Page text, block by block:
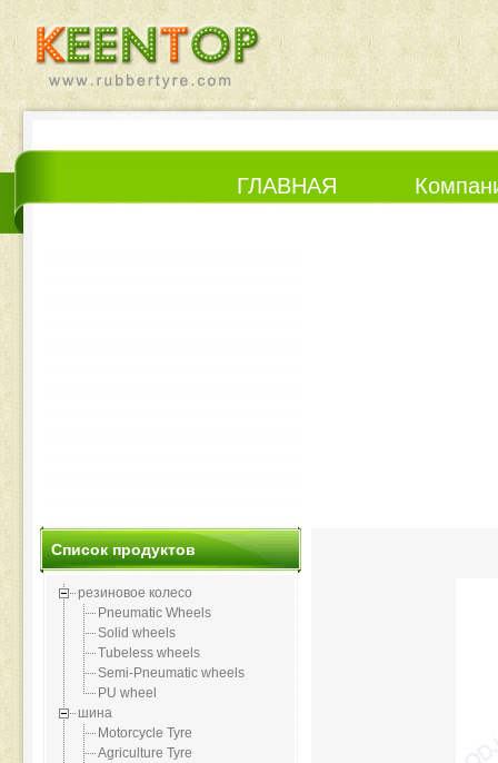
ГЛАВНАЯ
Список продуктов
резиновое колесо
Pneumatic Wheels
Solid wheels
Tubeless wheels
Semi-Pneumatic wheels
PU wheel
шина
Motorcycle Tyre
Agriculture Tyre